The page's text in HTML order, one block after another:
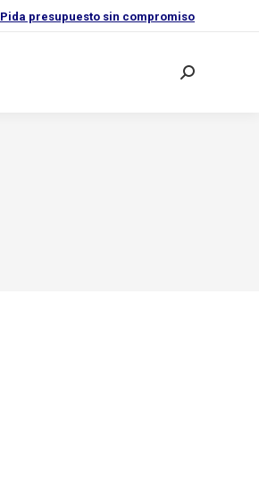
Pida presupuesto sin compromiso
Buscar: